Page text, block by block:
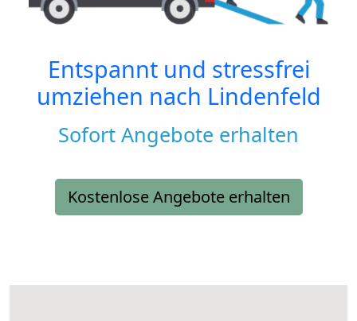
Entspannt und stressfrei
umziehen nach Lindenfeld
Sofort Angebote erhalten
Kostenlose Angebote erhalten